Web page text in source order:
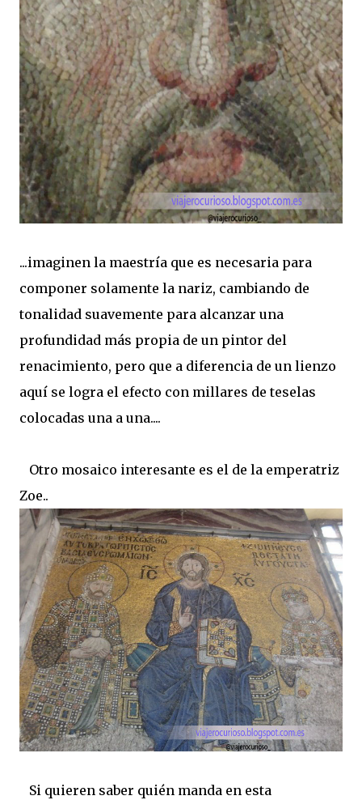
...imaginen la maestría que es necesaria para
componer solamente la nariz, cambiando de
tonalidad suavemente para alcanzar una
profundidad más propia de un pintor del
renacimiento, pero que a diferencia de un lienzo
aquí se logra el efecto con millares de teselas
colocadas una a una....
Otro mosaico interesante es el de la emperatriz
Zoe..
Si quieren saber quién manda en esta